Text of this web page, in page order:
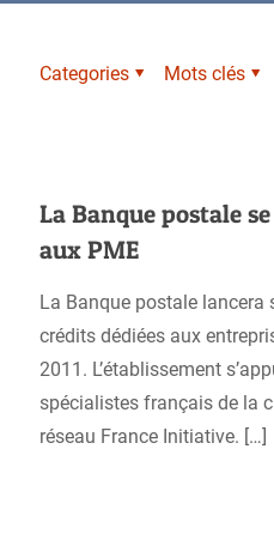
Categories Mots clés
La Banque postale
aux PME
La Banque postale lancera
crédits dédiées aux
2011. L’établissement
spécialistes français de la
réseau France Initiative. […]